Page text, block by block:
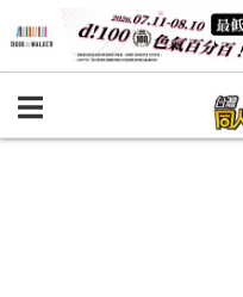
BOOKY書集倉庫